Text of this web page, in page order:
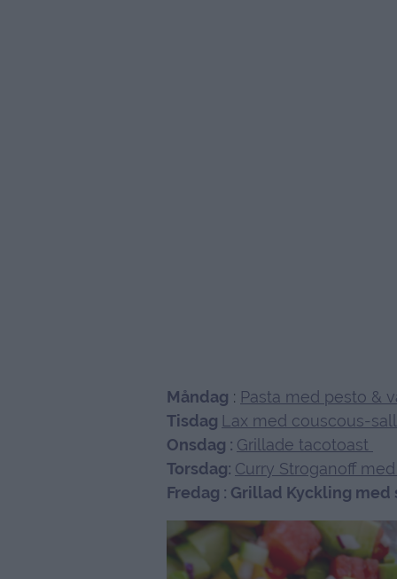
Måndag : Pasta med pesto &
Tisdag Lax med couscous-
Onsdag : Grillade tacotoast
Torsdag: Curry Stroganoff
Fredag : Grillad Kyckling med